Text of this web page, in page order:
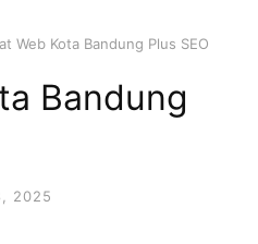
Web Kota Bandung Plus SEO
Bandung
2025